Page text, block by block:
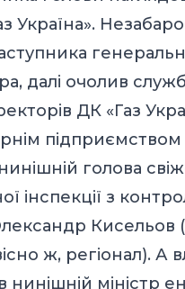
Україна».
далі очолив
ДК «Газ
підприємством
голова
інспекції з
Кисельов
ж, регіонал). А
нинішній міністр